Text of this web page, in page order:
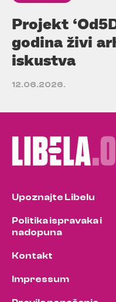
Projekt
godina živi
iskustva
12.06.2026.
Upoznajte Libelu
Politika ispravaka i
nadopuna
Kontakt
Impressum